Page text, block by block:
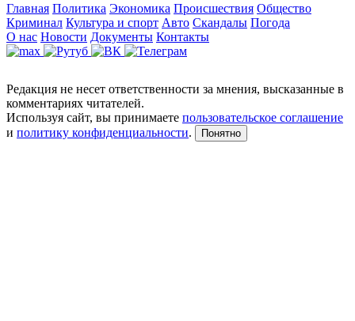
Главная Политика Экономика Происшествия Общество
Криминал Культура и спорт Авто Скандалы Погода
О нас Новости Документы Контакты
Редакция не несет ответственности за мнения, высказанные в
комментариях читателей.
Используя сайт, вы принимаете пользовательское соглашение
и политику конфиденциальности. Понятно